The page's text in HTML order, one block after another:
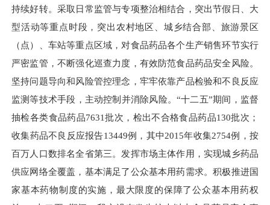
持续好转。采取日常监管与专项整治相结合，突出节假日、大
型活动等重点时段，突出农村地区、城乡结合部、旅游景区
（点）、车站等重点区域，对食品药品各个生产销售环节实行
严密监管，不断强化巡查力度，有效防范食品药品安全风险。
坚持问题导向和风险管控理念，牢牢依靠产品检验和不良反应
监测等技术手段，主动控制并消除风险。“十二五”期间，监督
抽检各类食品药品7631批次，检出不合格食品药品130批次；
收集药品不良反应报告13449例，其中2015年收集2754例，按
百万人口数排名全省第三。发挥市场主体作用，实现城乡药品
供应网络全覆盖，基本满足了公众基本用药需求。积极推进国
家基本药物制度的实施，最大限度的保障了公众基本用药权